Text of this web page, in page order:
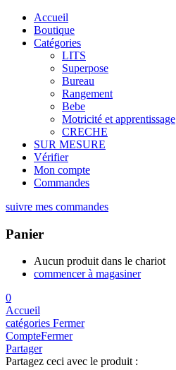
Accueil
Boutique
Catégories
LITS
Superpose
Bureau
Rangement
Bebe
Motricité et apprentissage
CRECHE
SUR MESURE
Vérifier
Mon compte
Commandes
suivre mes commandes
Panier
Aucun produit dans le chariot
commencer à magasiner
0
Accueil
catégories Fermer
CompteFermer
Partager
Partagez ceci avec le produit :